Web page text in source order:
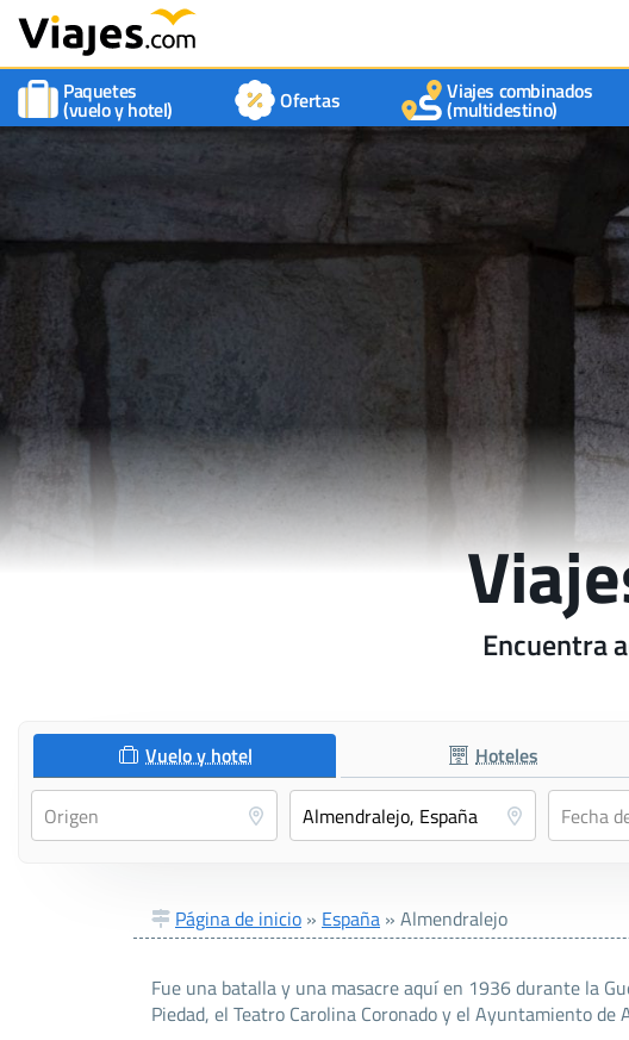
Paquetes
(vuelo y hotel) Ofertas Viajes combinados
(multidestino)
Encuentra
Vuelo y hotel Hoteles
Página de inicio » España » Almendralejo
Fue una batalla y una masacre aquí en 1936 durante la
Piedad, el Teatro Carolina Coronado y el Ayuntamiento de